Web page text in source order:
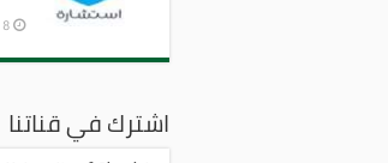
8 يوليو 2026
اشترك في قناتنا